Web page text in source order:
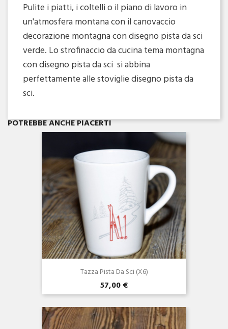
Pulite i piatti, i coltelli o il piano di lavoro in
un'atmosfera montana con il canovaccio
decorazione montagna con disegno pista da sci
verde. Lo strofinaccio da cucina tema montagna
con disegno pista da sci si abbina
perfettamente alle stoviglie disegno pista da
sci.
POTREBBE ANCHE PIACERTI
Anteprima
Tazza Pista Da Sci (x6)
57,00 €
Anteprima